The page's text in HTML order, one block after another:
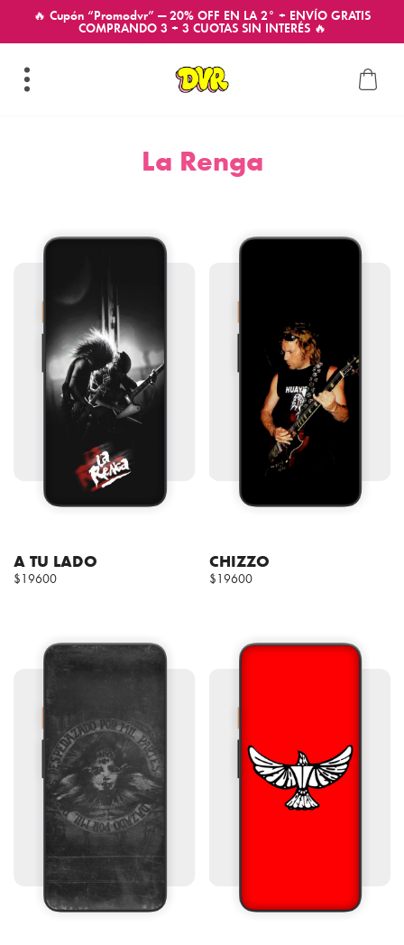
🔥 Cupón “Promodvr” — 20% OFF EN LA 2° + ENVÍO GRATIS
COMPRANDO 3 + 3 CUOTAS SIN INTERÉS 🔥
La Renga
A TU LADO
$19600
CHIZZO
$19600